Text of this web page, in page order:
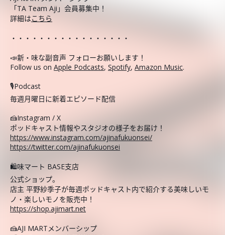
「TA Team Aji」会員募集中！
詳細はこちら
・・・・・・・・・・・・・・・・・
📣新・味な副音声 フォローお願いします！
Follow us on Apple Podcasts, Spotify, Amazon Music.
🎙️Podcast
毎週月曜日に新着エピソード配信
🍰Instagram / X
ポッドキャスト情報やスタジオの様子をお届け！
https://www.instagram.com/ajinafukuonsei/
https://twitter.com/ajinafukuonsei
🛍️味マート BASE支店
公式ショップ。
店主 平野紗季子が毎週ポッドキャスト内で紹介する美味しいモ
ノ・楽しいモノを販売中！
https://shop.ajimart.net
🍰AJI MARTメンバーシップ